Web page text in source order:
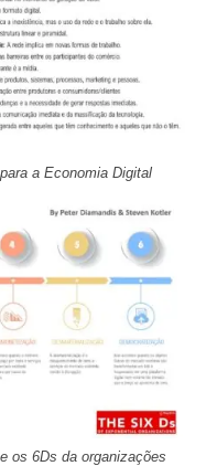
a Economia Digital
os 6Ds da organizações